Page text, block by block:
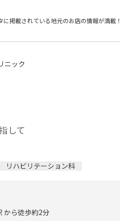
に掲載されている地元のお店の情報が満載！
ニック
して
リハビリテーション科
から徒歩約2分